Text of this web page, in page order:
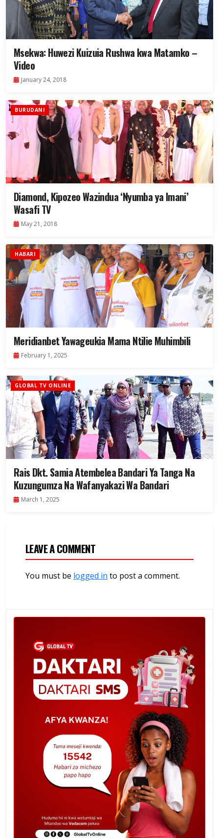
Msekwa: Huwezi Kuizuia Rushwa kwa Matamko –
Video
January 24, 2018
BURUDANI
Diamond, Kipozeo Wazindua ‘Nyumba ya Imani’
Wasafi TV
May 21, 2018
HABARI
Meridianbet Yawageukia Mama Ntilie Muhimbili
February 1, 2025
GLOBAL TV ONLINE
Rais Dkt. Samia Atembelea Bandari Ya Tanga Na
Kuzungumza Na Wafanyakazi Wa Bandari
March 1, 2025
LEAVE A COMMENT
You must be logged in to post a comment.